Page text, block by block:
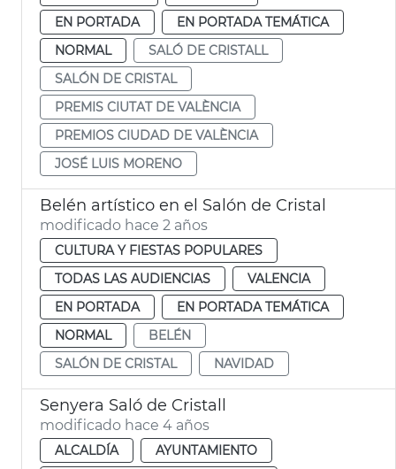
EN PORTADA
EN PORTADA TEMÁTICA
NORMAL
SALÓ DE CRISTALL
SALÓN DE CRISTAL
PREMIS CIUTAT DE VALÈNCIA
PREMIOS CIUDAD DE VALÈNCIA
JOSÉ LUIS MORENO
Belén artístico en el Salón de Cristal
modificado hace 2 años
CULTURA Y FIESTAS POPULARES
TODAS LAS AUDIENCIAS
VALENCIA
EN PORTADA
EN PORTADA TEMÁTICA
NORMAL
BELÉN
SALÓN DE CRISTAL
NAVIDAD
Senyera Saló de Cristall
modificado hace 4 años
ALCALDÍA
AYUNTAMIENTO